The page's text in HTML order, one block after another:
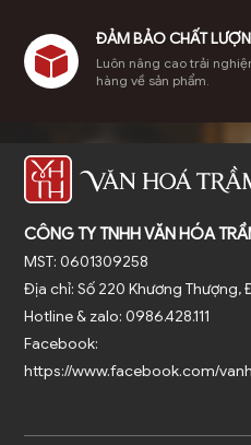
ĐẢM BẢO CHẤT
Luôn nâng cao trải
hàng về sản phẩm.
CÔNG TY TNHH VĂN HÓA
MST: 0601309258
Địa chỉ: Số 220 Khương Thượng,
Hotline & zalo: 0986.428.111
Facebook:
https://www.facebook.com/